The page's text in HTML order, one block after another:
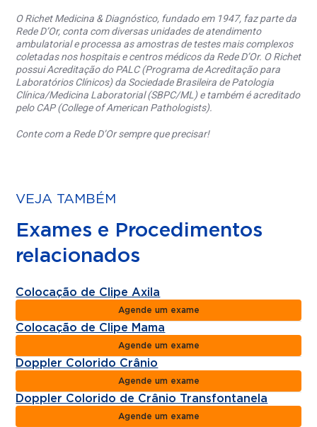
O Richet Medicina & Diagnóstico, fundado em 1947, faz parte da
Rede D’Or, conta com diversas unidades de atendimento
ambulatorial e processa as amostras de testes mais complexos
coletadas nos hospitais e centros médicos da Rede D’Or. O Richet
possui Acreditação do PALC (Programa de Acreditação para
Laboratórios Clínicos) da Sociedade Brasileira de Patologia
Clínica/Medicina Laboratorial (SBPC/ML) e também é acreditado
pelo CAP (College of American Pathologists).
Conte com a Rede D’Or sempre que precisar!
VEJA TAMBÉM
Exames e Procedimentos
relacionados
Colocação de Clipe Axila
Agende um exame
Colocação de Clipe Mama
Agende um exame
Doppler Colorido Crânio
Agende um exame
Doppler Colorido de Crânio Transfontanela
Agende um exame